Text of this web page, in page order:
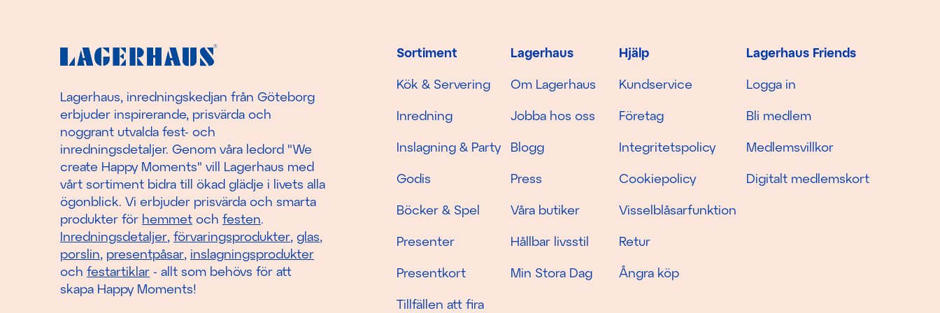
Sortiment
Kök & Servering
Inredning
Inslagning & Party
Godis
Böcker & Spel
Presenter
Presentkort
Tillfällen att fira
Lagerhaus
Om Lagerhaus
Jobba hos oss
Blogg
Press
Våra butiker
Hållbar livsstil
Min Stora Dag
Hjälp
Kundservice
Företag
Integritetspolicy
Cookiepolicy
Visselblåsarfunktion
Retur
Ångra köp
Lagerhaus Friends
Logga in
Bli medlem
Medlemsvillkor
Digitalt medlemskort
Lagerhaus, inredningskedjan från Göteborg
erbjuder inspirerande, prisvärda och
noggrant utvalda fest- och
inredningsdetaljer. Genom våra ledord "We
create Happy Moments" vill Lagerhaus med
vårt sortiment bidra till ökad glädje i livets alla
ögonblick. Vi erbjuder prisvärda och smarta
produkter för hemmet och festen.
Inredningsdetaljer, förvaringsprodukter, glas,
porslin, presentpåsar, inslagningsprodukter
och festartiklar - allt som behövs för att
skapa Happy Moments!